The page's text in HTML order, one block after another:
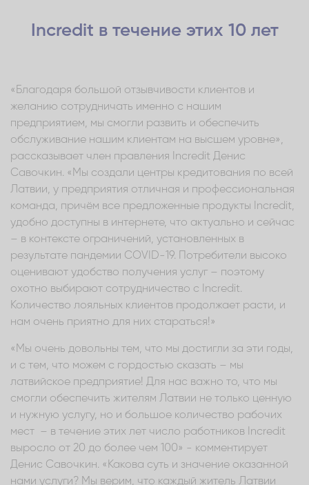
Incredit в течение этих 10 лет
«Благодаря большой отзывчивости клиентов и
желанию сотрудничать именно с нашим
предприятием, мы смогли развить и обеспечить
обслуживание нашим клиентам на высшем уровне»,
рассказывает член правления Incredit Денис
Савочкин. «Мы создали центры кредитования по всей
Латвии, у предприятия отличная и профессиональная
команда, причём все предложенные продукты Incredit,
удобно доступны в интернете, что актуально и сейчас
– в контексте ограничений, установленных в
результате пандемии COVID-19. Потребители высоко
оценивают удобство получения услуг – поэтому
охотно выбирают сотрудничество с Incredit.
Количество лояльных клиентов продолжает расти, и
нам очень приятно для них стараться!»
«Мы очень довольны тем, что мы достигли за эти годы,
и с тем, что можем с гордостью сказать – мы
латвийское предприятие! Для нас важно то, что мы
смогли обеспечить жителям Латвии не только ценную
и нужную услугу, но и большое количество рабочих
мест – в течение этих лет число работников Incredit
выросло от 20 до более чем 100» - комментирует
Денис Савочкин. «Какова суть и значение оказанной
нами услуги? Мы верим, что каждый житель Латвии